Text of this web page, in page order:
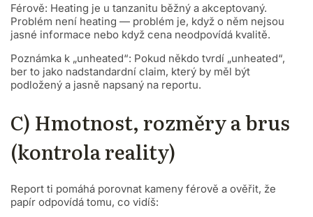
Férově: Heating je u tanzanitu běžný a akceptovaný.
Problém není heating — problém je, když o něm nejsou
jasné informace nebo když cena neodpovídá kvalitě.
Poznámka k „unheated“: Pokud někdo tvrdí „unheated“,
ber to jako nadstandardní claim, který by měl být
podložený a jasně napsaný na reportu.
C) Hmotnost, rozměry a brus
(kontrola reality)
Report ti pomáhá porovnat kameny férově a ověřit, že
papír odpovídá tomu, co vidíš: